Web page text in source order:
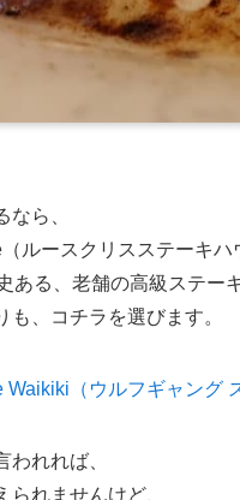
ら、
ルースクリスステーキハ
ある、老舗の高級ステー
、コチラを選びます。
Waikiki（ウルフギャング
れれば、
られませんけど、